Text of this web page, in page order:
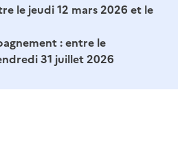
le jeudi 12 mars 2026 et le
:entre le
31 juillet 2026